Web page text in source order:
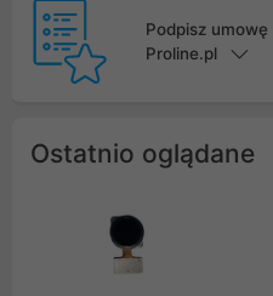
Podpisz
Proline.pl
Ostatnio oglądane